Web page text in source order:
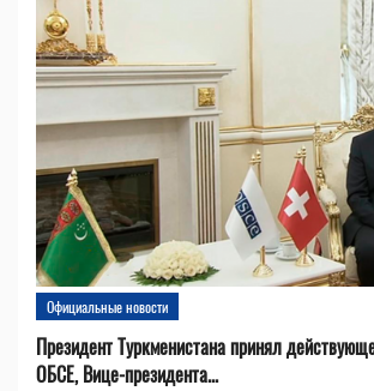
Официальные новости
Президент Туркменистана принял
ОБСЕ, Вице-президента...